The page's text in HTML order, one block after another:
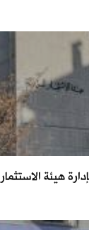
هيئة الاستثمار